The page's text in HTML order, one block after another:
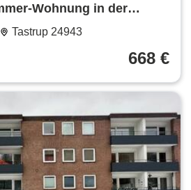
Wohnung in der
3. OG
Tastrup 24943
668 €